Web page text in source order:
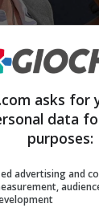
su di loro:
asks for
data
purposes:
advertising and